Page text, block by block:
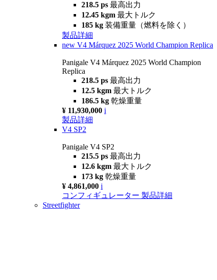
218.5 ps 最高出力
12.45 kgm 最大トルク
185 kg 装備重量（燃料を除く）
製品詳細
new V4 Márquez 2025 World Champion Replica
Panigale V4 Márquez 2025 World Champion
Replica
218.5 ps 最高出力
12.5 kgm 最大トルク
186.5 kg 乾燥重量
¥ 11,930,000 i
製品詳細
V4 SP2
Panigale V4 SP2
215.5 ps 最高出力
12.6 kgm 最大トルク
173 kg 乾燥重量
¥ 4,861,000 i
コンフィギュレーター 製品詳細
Streetfighter